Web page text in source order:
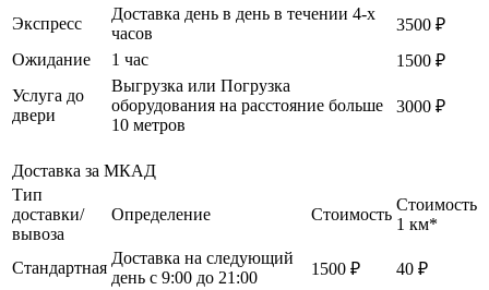
Экспресс
Доставка день в день в течении 4-х
часов
3500 ₽
Ожидание
1 час
1500 ₽
Услуга до
двери
Выгрузка или Погрузка
оборудования на расстояние больше
10 метров
3000 ₽
Доставка за МКАД
Тип
доставки/
вывоза
Определение Стоимость
Стоимость
1 км*
Стандартная
Доставка на следующий
день с 9:00 до 21:00
1500 ₽ 40 ₽